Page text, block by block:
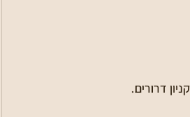
דרורים.